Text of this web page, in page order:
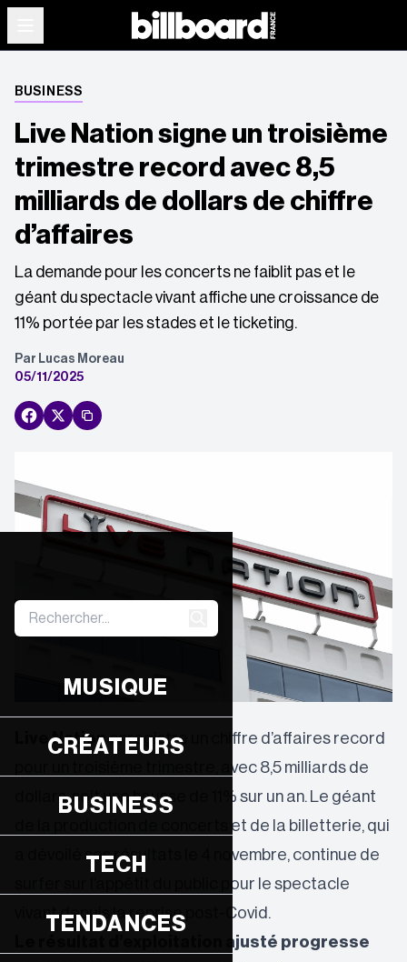
MUSIQUE
CRÉATEURS
BUSINESS
TECH
TENDANCES
BUSINESS
Live Nation signe un troisième
trimestre record avec 8,5
milliards de dollars de chiffre
d’affaires
La demande pour les concerts ne faiblit pas et le
géant du spectacle vivant affiche une croissance de
11% portée par les stades et le ticketing.
Par Lucas Moreau
05/11/2025
Live Nation enregistre un chiffre d’affaires record
pour un troisième trimestre, avec 8,5 milliards de
dollars, soit une hausse de 11% sur un an. Le géant
de la production de concerts et de la billetterie, qui
a dévoilé ses résultats le 4 novembre, continue de
surfer sur l’appétit du public pour le spectacle
vivant depuis la reprise post-Covid.
Le résultat d’exploitation ajusté progresse